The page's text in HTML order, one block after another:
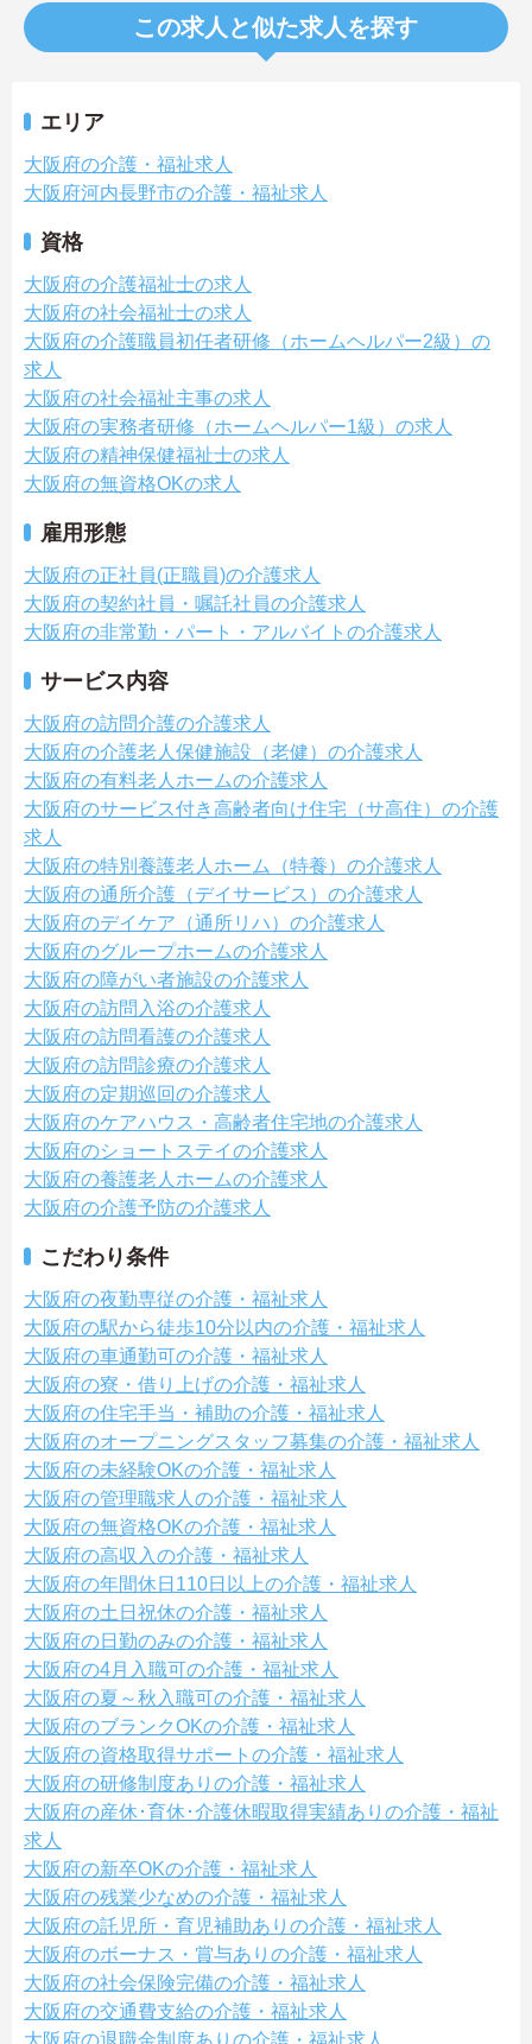
この求人と似た求人を探す
エリア
大阪府の介護・福祉求人
大阪府河内長野市の介護・福祉求人
資格
大阪府の介護福祉士の求人
大阪府の社会福祉士の求人
大阪府の介護職員初任者研修（ホームヘルパー2級）の
求人
大阪府の社会福祉主事の求人
大阪府の実務者研修（ホームヘルパー1級）の求人
大阪府の精神保健福祉士の求人
大阪府の無資格OKの求人
雇用形態
大阪府の正社員(正職員)の介護求人
大阪府の契約社員・嘱託社員の介護求人
大阪府の非常勤・パート・アルバイトの介護求人
サービス内容
大阪府の訪問介護の介護求人
大阪府の介護老人保健施設（老健）の介護求人
大阪府の有料老人ホームの介護求人
大阪府のサービス付き高齢者向け住宅（サ高住）の介護
求人
大阪府の特別養護老人ホーム（特養）の介護求人
大阪府の通所介護（デイサービス）の介護求人
大阪府のデイケア（通所リハ）の介護求人
大阪府のグループホームの介護求人
大阪府の障がい者施設の介護求人
大阪府の訪問入浴の介護求人
大阪府の訪問看護の介護求人
大阪府の訪問診療の介護求人
大阪府の定期巡回の介護求人
大阪府のケアハウス・高齢者住宅地の介護求人
大阪府のショートステイの介護求人
大阪府の養護老人ホームの介護求人
大阪府の介護予防の介護求人
こだわり条件
大阪府の夜勤専従の介護・福祉求人
大阪府の駅から徒歩10分以内の介護・福祉求人
大阪府の車通勤可の介護・福祉求人
大阪府の寮・借り上げの介護・福祉求人
大阪府の住宅手当・補助の介護・福祉求人
大阪府のオープニングスタッフ募集の介護・福祉求人
大阪府の未経験OKの介護・福祉求人
大阪府の管理職求人の介護・福祉求人
大阪府の無資格OKの介護・福祉求人
大阪府の高収入の介護・福祉求人
大阪府の年間休日110日以上の介護・福祉求人
大阪府の土日祝休の介護・福祉求人
大阪府の日勤のみの介護・福祉求人
大阪府の4月入職可の介護・福祉求人
大阪府の夏～秋入職可の介護・福祉求人
大阪府のブランクOKの介護・福祉求人
大阪府の資格取得サポートの介護・福祉求人
大阪府の研修制度ありの介護・福祉求人
大阪府の産休･育休･介護休暇取得実績ありの介護・福祉
求人
大阪府の新卒OKの介護・福祉求人
大阪府の残業少なめの介護・福祉求人
大阪府の託児所・育児補助ありの介護・福祉求人
大阪府のボーナス・賞与ありの介護・福祉求人
大阪府の社会保険完備の介護・福祉求人
大阪府の交通費支給の介護・福祉求人
大阪府の退職金制度ありの介護・福祉求人